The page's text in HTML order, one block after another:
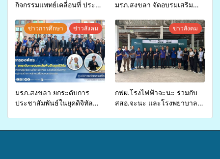
กิจกรรมแพทย์เคลื่อนที่ ประจำ
สุขภาพแก่ประชาชนในพื้นที่
อำเภอจะนะ
มรภ.สงขลา จัดอบรมเสริม
จ่ายงบกองทุนสุขภาพตำบล
รองรับการจัดบริการพาหนะรับ
ส่งผู้ทุพพลภาพเพื่อเข้ารับ
บริการสาธารณสุข ลดความ
เหลื่อมล้ำ ยกระดับคุณภาพ
ชีวิตประชาชนอย่างยั่งยืน
ข่าวการศึกษา ข่าวสังคม
มรภ.สงขลา ยกระดับการ
ประชาสัมพันธ์ในยุคดิจิทัล
ข่าวสังคม
กฟผ.โรงไฟฟ้าจะนะ ร่วมกับ
สสอ.จะนะ และโรงพยาบาล